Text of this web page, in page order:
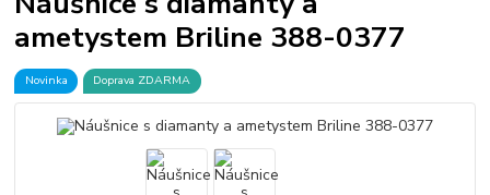
ametystem Briline 388-0377
Novinka Doprava ZDARMA